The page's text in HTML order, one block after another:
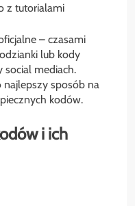
z tutorialami
– czasami
lub kody
social mediach.
najlepszy sposób na
kodów.
i ich